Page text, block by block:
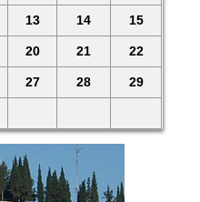
13 14 15
20 21 22
27 28 29